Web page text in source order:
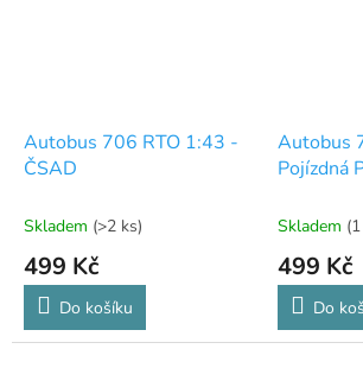
Autobus 706 RTO 1:43 -
ČSAD
Skladem (>2 ks)
499 Kč
Do košíku
Autobus
Pojízdná
Skladem
499 Kč
Do